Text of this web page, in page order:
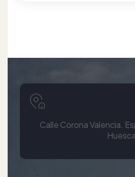
Calle Corona Valencia.
Huesca